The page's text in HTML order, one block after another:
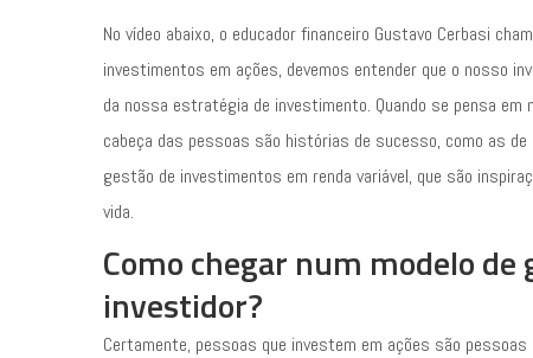
No vídeo abaixo, o educador financeiro Gustavo Cerbasi
investimentos em ações, devemos entender que o nosso
da nossa estratégia de investimento. Quando se pensa
cabeça das pessoas são histórias de sucesso, como as
gestão de investimentos em renda variável, que são
vida.
Como chegar num modelo
investidor?
Certamente, pessoas que investem em ações são